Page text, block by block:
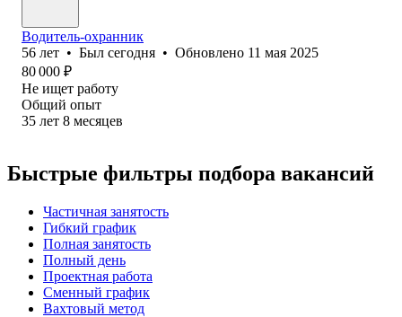
Водитель-охранник
56 лет • Был сегодня • Обновлено 11 мая 2025
80 000 ₽
Не ищет работу
Общий опыт
35 лет 8 месяцев
Быстрые фильтры подбора вакансий
Частичная занятость
Гибкий график
Полная занятость
Полный день
Проектная работа
Сменный график
Вахтовый метод